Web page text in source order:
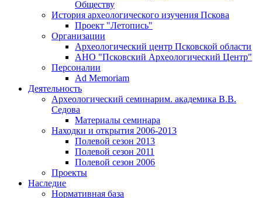
Обществу
История археологического изучения Пскова
Проект "Летопись"
Организации
Археологический центр Псковской области
АНО "Псковский Археологический Центр"
Персоналии
Ad Memoriam
Деятельность
Археологический семинарим. академика В.В.
Седова
Материалы семинара
Находки и открытия 2006-2013
Полевой сезон 2013
Полевой сезон 2011
Полевой сезон 2006
Проекты
Наследие
Нормативная база